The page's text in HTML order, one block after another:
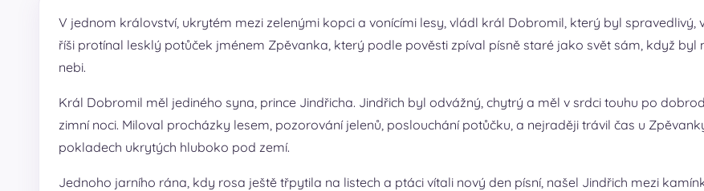
V jednom království, ukrytém mezi zelenými kopci a vonícími lesy, vládl král Dobromil, který byl
říši protínal lesklý potůček jménem Zpěvanka, který podle pověsti zpíval písně staré jako svět sám, když
nebi.
Král Dobromil měl jediného syna, prince Jindřicha. Jindřich byl odvážný, chytrý a měl v srdci touhu po
zimní noci. Miloval procházky lesem, pozorování jelenů, poslouchání potůčku, a nejraději trávil čas u
pokladech ukrytých hluboko pod zemí.
Jednoho jarního rána, kdy rosa ještě třpytila na listech a ptáci vítali nový den písní, našel Jindřich mezi